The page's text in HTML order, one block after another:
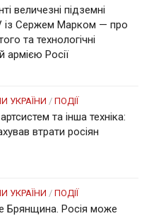
величезні підземні
із Сержем Марком — про
та технологічні
армією Росії
УКРАЇНИ / ПОДІЇ
та інша техніка:
втрати росіян
УКРАЇНИ / ПОДІЇ
Брянщина. Росія може